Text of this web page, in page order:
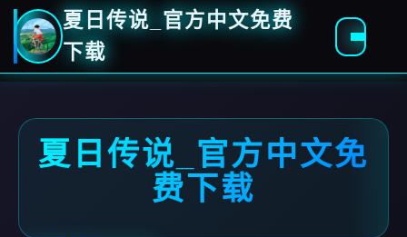
夏日传说_官方中文免费
下载
夏日传说_官方中文免
费下载